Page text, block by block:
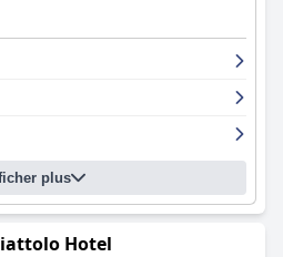
plus
Hotel